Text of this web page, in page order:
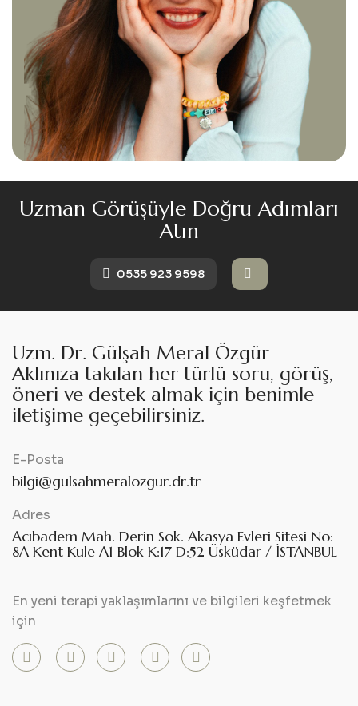
Uzman Görüşüyle Doğru Adımları
Atın
0535 923 9598
Uzm. Dr. Gülşah Meral Özgür
Aklınıza takılan her türlü soru, görüş,
öneri ve destek almak için benimle
iletişime geçebilirsiniz.
E-Posta
bilgi@gulsahmeralozgur.dr.tr
Adres
Acıbadem Mah. Derin Sok. Akasya Evleri Sitesi No:
8A Kent Kule A1 Blok K:17 D:52 Üsküdar / İSTANBUL
En yeni terapi yaklaşımlarını ve bilgileri keşfetmek
için